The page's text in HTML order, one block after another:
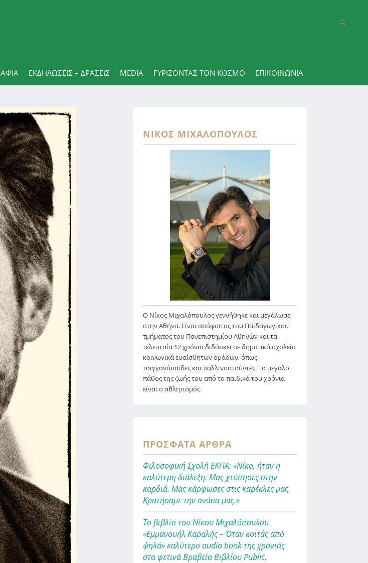
ΕΚΔΗΛΏΣΕΙΣ – ΔΡΆΣΕΙΣ MEDIA ΓΥΡΊΖΟΝΤΑΣ ΤΟΝ ΚΌΣΜΟ ΕΠΙΚΟΙΝΩΝΊΑ
ΝΊΚΟΣ ΜΙΧΑΛΌΠΟΥΛΟΣ
Ο Νίκος Μιχαλόπουλος γεννήθηκε και μεγάλωσε
στην Αθήνα. Είναι απόφοιτος του Παιδαγωγικού
τμήματος του Πανεπιστημίου Αθηνών και τα
τελευταία 12 χρόνια διδάσκει σε δημοτικά σχολεία
κοινωνικά ευαίσθητων ομάδων, όπως
τσιγγανόπαιδες και παλλινοστούντες. Το μεγάλο
πάθος της ζωής του από τα παιδικά του χρόνια
είναι ο αθλητισμός.
ΠΡΌΣΦΑΤΑ ΆΡΘΡΑ
Φιλοσοφική Σχολή ΕΚΠΑ: «Νίκο, ήταν η
καλύτερη διάλεξη. Μας χτύπησες στην
καρδιά. Μας κάρφωσες στις καρέκλες μας.
Κρατήσαμε την ανάσα μας.»
Το βιβλίο του Νίκου Μιχαλόπουλου
«Εμμανουήλ Καραλής – Όταν κοιτάς από
ψηλά» καλύτερο audio book της χρονιάς
στα φετινά Βραβεία Βιβλίου Public.